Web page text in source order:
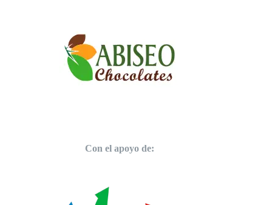
Con el apoyo de: